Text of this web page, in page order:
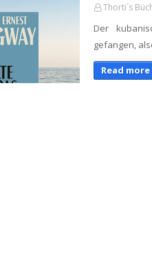
Thorti´s
Der
gefangen,
Read more